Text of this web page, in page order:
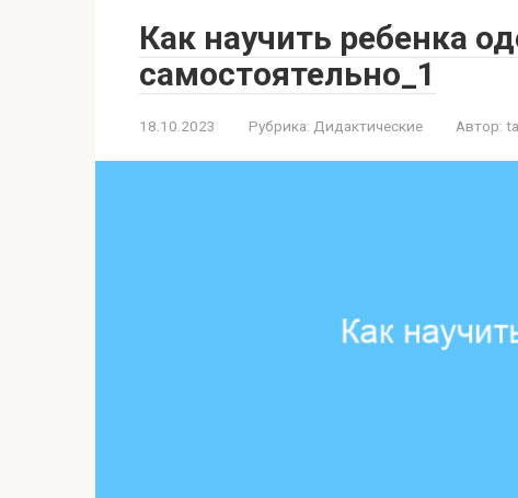
Как научить ребенка
самостоятельно_1
18.10.2023 Рубрика: Дидактические Автор: